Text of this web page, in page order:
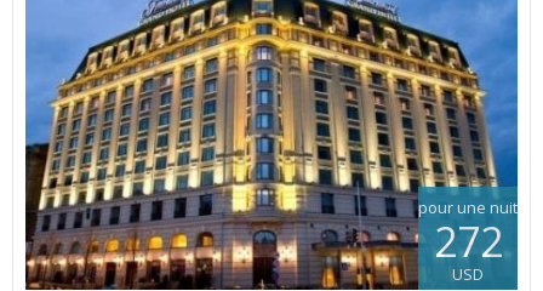
pour une nuit
272
USD